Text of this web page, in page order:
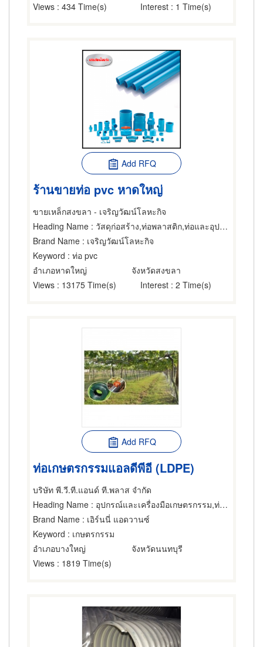
Views : 434 Time(s) Interest : 1 Time(s)
Add RFQ
ร้านขายท่อ pvc หาดใหญ่
ขายเหล็กสงขลา - เจริญวัฒน์โลหะกิจ
Heading Name : วัสดุก่อสร้าง,ท่อพลาสติก,ท่อและอุปกรณ์ข้อต่อ
Brand Name : เจริญวัฒน์โลหะกิจ
Keyword : ท่อ pvc
อำเภอหาดใหญ่
จังหวัดสงขลา
Views : 13175 Time(s) Interest : 2 Time(s)
Add RFQ
ท่อเกษตรกรรมแอลดีพีอี (LDPE)
บริษัท พี.วี.ที.แอนด์ ที.พลาส จำกัด
Heading Name : อุปกรณ์และเครื่องมือเกษตรกรรม,ท่อพลาสติก,อุปกรณ์และเครื่องมือเกษตรกรรม
Brand Name : เอิร์นนี่ แอดวานซ์
Keyword : เกษตรกรรม
อำเภอบางใหญ่
จังหวัดนนทบุรี
Views : 1819 Time(s)